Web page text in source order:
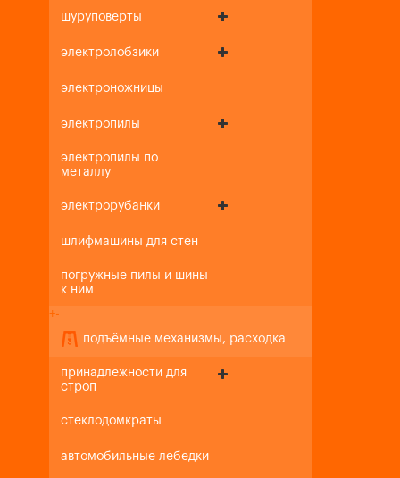
шуруповерты
электролобзики
электроножницы
электропилы
электропилы по
металлу
электрорубанки
шлифмашины для стен
погружные пилы и шины
к ним
+-
подъёмные механизмы, расходка
принадлежности для
строп
стеклодомкраты
автомобильные лебедки